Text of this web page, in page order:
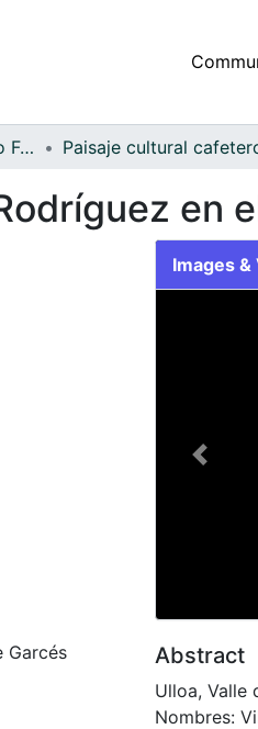
Archivo del Patrimonio Fotográfico y Fílmico del Valle del Cauca Paisaje cultural
en
Garcés
Images
Previous
Abstract
Ulloa, Valle
Nombres: